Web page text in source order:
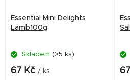
Essential Mini Delights
Lamb100g
Skladem (>5 ks)
67 Kč / ks